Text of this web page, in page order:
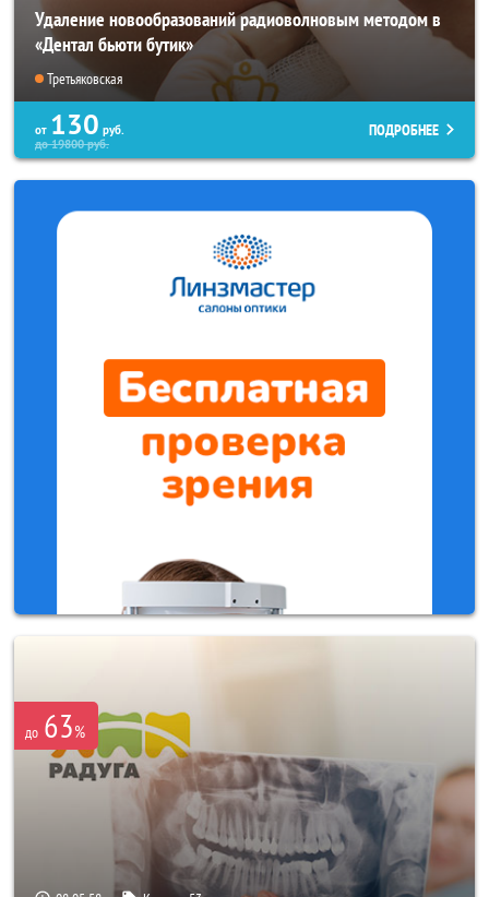
Удаление новообразований радиоволновым методом в
«Дентал бьюти бутик»
Третьяковская
от 130 руб.
до19800руб.
ПОДРОБНЕЕ
до 63%